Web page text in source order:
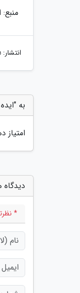
منبع:
انتشار: 5
به
امتیاز
*